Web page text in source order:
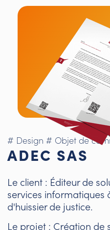
# Design # Objet de
ADEC SAS
Le client : Éditeur de
services informatiques
d'huissier de justice.
Le projet : Création de